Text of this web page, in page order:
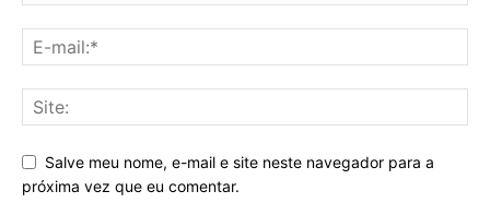
Salve meu nome, e-mail e site neste navegador para a
próxima vez que eu comentar.